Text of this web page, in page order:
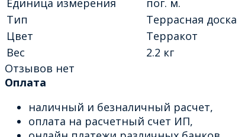
Единица измерения
пог. м.
Тип
Террасная
Цвет
Терракот
Вес
2.2 кг
Отзывов нет
Оплата
наличный и безналичный расчет,
оплата на расчетный счет ИП,